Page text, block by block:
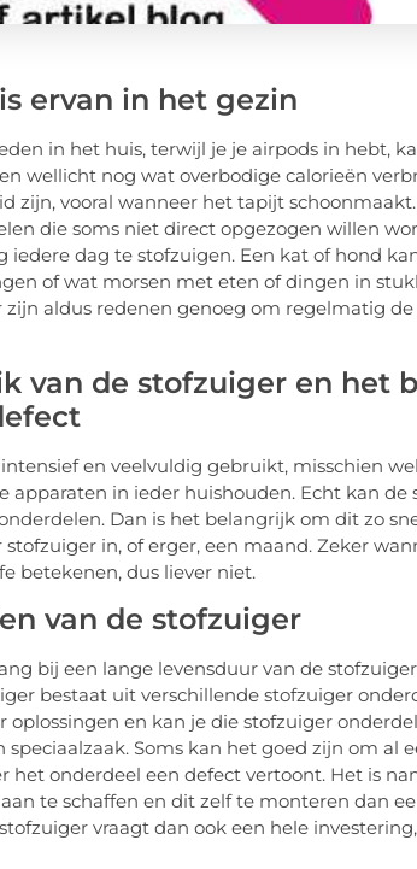
ervan in het gezin
in het huis, terwijl je je airpods in hebt,
wellicht nog wat overbodige calorieën
zijn, vooral wanneer het tapijt
die soms niet direct opgezogen willen
dag te stofzuigen. Een kat of hond
of wat morsen met eten of dingen in
aldus redenen genoeg om regelmatig
van de stofzuiger en het
en veelvuldig gebruikt, misschien
apparaten in ieder huishouden. Echt kan de
Dan is het belangrijk om dit zo
in, of erger, een maand. Zeker
betekenen, dus liever niet.
van de stofzuiger
bij een lange levensduur van de
bestaat uit verschillende stofzuiger
en kan je die stofzuiger
Soms kan het goed zijn om al
het onderdeel een defect vertoont. Het is
te schaffen en dit zelf te monteren dan
vraagt dan ook een hele